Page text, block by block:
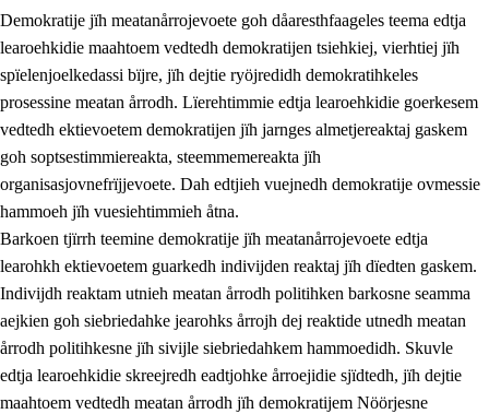
2. Lïeremen, evtiedimmien jïh skearkagimmien prinsihph
2.1 Sosijaale lïereme jïh evtiedimmie
2.2 Maahtoe faagine
2.3 Vihkeles tjiehpiesvoeth
2.4 Lïeredh lïeredh
Demokratije jïh meatanårrojevoete goh dåaresthfaageles teema edtja
learoehkidie maahtoem vedtedh demokratijen tsiehkiej, vierhtiej jïh
spïelenjoelkedassi bïjre, jïh dejtie ryöjredidh demokratihkeles
prosessine meatan årrodh. Lïerehtimmie edtja learoehkidie goerkesem
vedtedh ektievoetem demokratijen jïh jarnges almetjereaktaj gaskem
goh soptsestimmiereakta, steemmemereakta jïh
organisasjovnefrïjjevoete. Dah edtjieh vuejnedh demokratije ovmessie
hammoeh jïh vuesiehtimmieh åtna.
Barkoen tjïrrh teemine demokratije jïh meatanårrojevoete edtja
learohkh ektievoetem guarkedh indivijden reaktaj jïh dïedten gaskem.
Indivijdh reaktam utnieh meatan årrodh politihken barkosne seamma
aejkien goh siebriedahke jearohks årrojh dej reaktide utnedh meatan
årrodh politihkesne jïh sivijle siebriedahkem hammoedidh. Skuvle
edtja learoehkidie skreejredh eadtjohke årroejidie sjïdtedh, jïh dejtie
maahtoem vedtedh meatan årrodh jïh demokratijem Nöörjesne